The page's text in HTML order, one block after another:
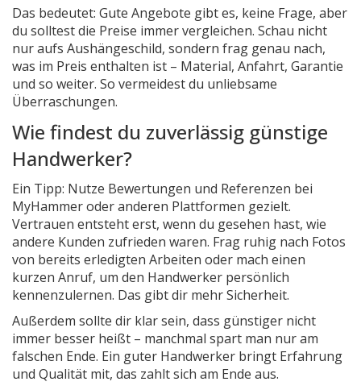
Das bedeutet: Gute Angebote gibt es, keine Frage, aber
du solltest die Preise immer vergleichen. Schau nicht
nur aufs Aushängeschild, sondern frag genau nach,
was im Preis enthalten ist – Material, Anfahrt, Garantie
und so weiter. So vermeidest du unliebsame
Überraschungen.
Wie findest du zuverlässig günstige
Handwerker?
Ein Tipp: Nutze Bewertungen und Referenzen bei
MyHammer oder anderen Plattformen gezielt.
Vertrauen entsteht erst, wenn du gesehen hast, wie
andere Kunden zufrieden waren. Frag ruhig nach Fotos
von bereits erledigten Arbeiten oder mach einen
kurzen Anruf, um den Handwerker persönlich
kennenzulernen. Das gibt dir mehr Sicherheit.
Außerdem sollte dir klar sein, dass günstiger nicht
immer besser heißt – manchmal spart man nur am
falschen Ende. Ein guter Handwerker bringt Erfahrung
und Qualität mit, das zahlt sich am Ende aus.